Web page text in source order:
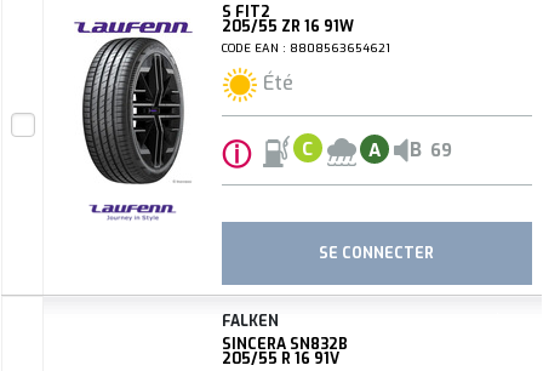
S FIT2
205/55 ZR 16 91W
CODE EAN : 8808563654621
Été
ⓘ C A B 69
SE CONNECTER
FALKEN
SINCERA SN832B
205/55 R 16 91V